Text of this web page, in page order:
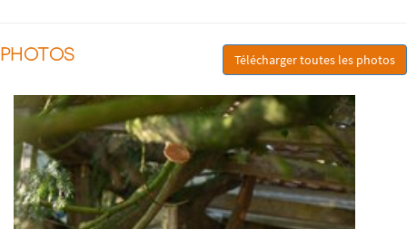
PHOTOS Télécharger toutes les photos